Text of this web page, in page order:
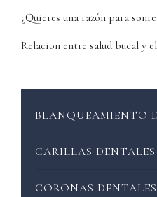
¿Quieres una razón para
Relacion entre salud bucal y
BLANQUEAMIENTO
CARILLAS DENTALES
CORONAS